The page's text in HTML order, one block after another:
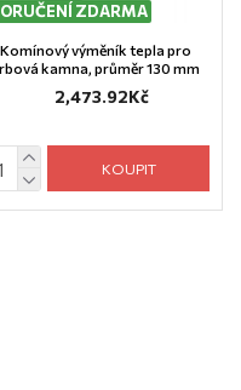
ZDARMA
Komínový výměník tepla pro
kamna, průměr 130 mm
2,473.92Kč
KOUPIT